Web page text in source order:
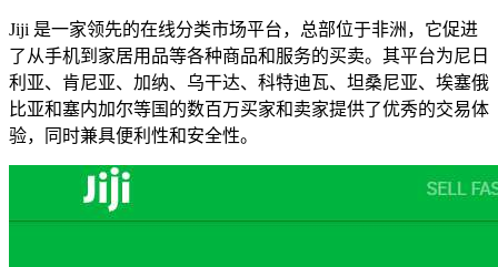
Jiji 是一家领先的在线分类市场平台，总部位于非洲，它促进
了从手机到家居用品等各种商品和服务的买卖。其平台为尼日
利亚、肯尼亚、加纳、乌干达、科特迪瓦、坦桑尼亚、埃塞俄
比亚和塞内加尔等国的数百万买家和卖家提供了优秀的交易体
验，同时兼具便利性和安全性。